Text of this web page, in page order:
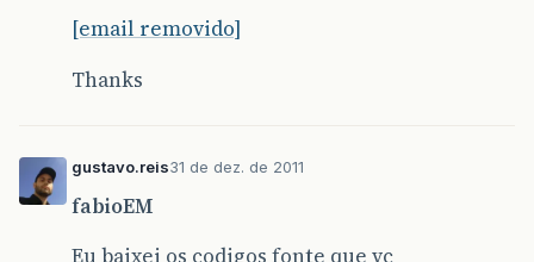
[email removido]
Thanks
gustavo.reis31 de dez. de 2011
fabioEM
Eu baixei os codigos fonte que vc